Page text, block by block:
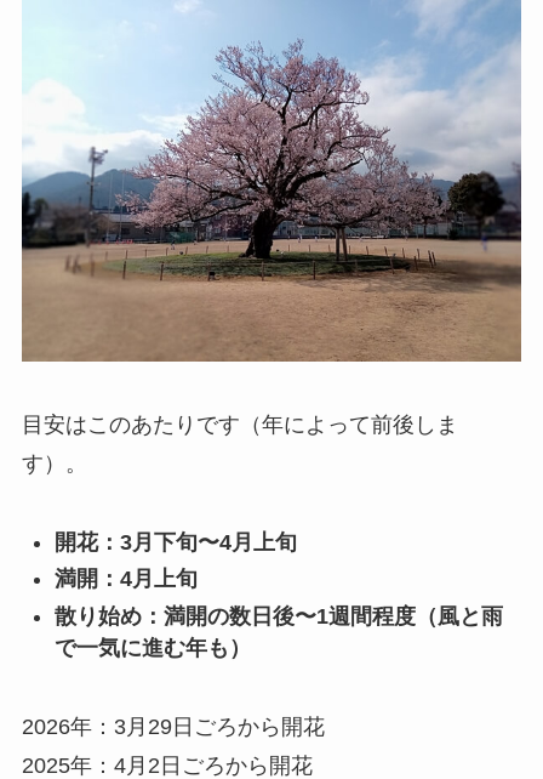
目安はこのあたりです（年によって前後しま
す）。
開花：3月下旬〜4月上旬
満開：4月上旬
散り始め：満開の数日後〜1週間程度（風と雨
で一気に進む年も）
2026年：3月29日ごろから開花
2025年：4月2日ごろから開花